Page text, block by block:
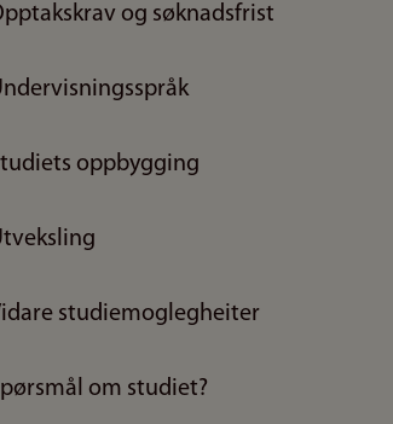
og søknadsfrist
oppbygging
studiemoglegheiter
om studiet?